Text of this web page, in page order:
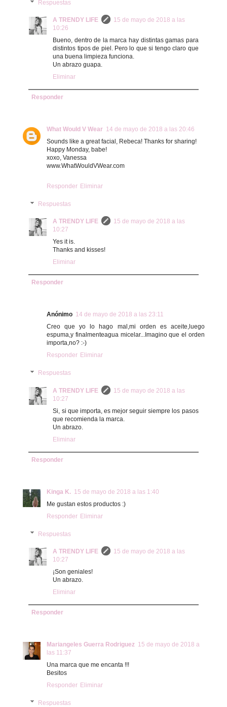
Respuestas
A TRENDY LIFE
15 de mayo de 2018 a las
10:26
Bueno, dentro de la marca hay distintas gamas para
distintos tipos de piel. Pero lo que si tengo claro que
una buena limpieza funciona.
Un abrazo guapa.
Eliminar
Responder
What Would V Wear 14 de mayo de 2018 a las 20:46
Sounds like a great facial, Rebeca! Thanks for sharing!
Happy Monday, babe!
xoxo, Vanessa
www.WhatWouldVWear.com
Responder Eliminar
Respuestas
A TRENDY LIFE
15 de mayo de 2018 a las
10:27
Yes it is.
Thanks and kisses!
Eliminar
Responder
Anónimo 14 de mayo de 2018 a las 23:11
Creo que yo lo hago mal,mi orden es aceite,luego
espuma,y finalmenteagua micelar...Imagino que el orden
importa,no? :-)
Responder Eliminar
Respuestas
A TRENDY LIFE
15 de mayo de 2018 a las
10:27
Si, si que importa, es mejor seguir siempre los pasos
que recomienda la marca.
Un abrazo.
Eliminar
Responder
Kinga K. 15 de mayo de 2018 a las 1:40
Me gustan estos productos :)
Responder Eliminar
Respuestas
A TRENDY LIFE
15 de mayo de 2018 a las
10:27
¡Son geniales!
Un abrazo.
Eliminar
Responder
Mariangeles Guerra Rodriguez 15 de mayo de 2018 a
las 11:37
Una marca que me encanta !!!
Besitos
Responder Eliminar
Respuestas